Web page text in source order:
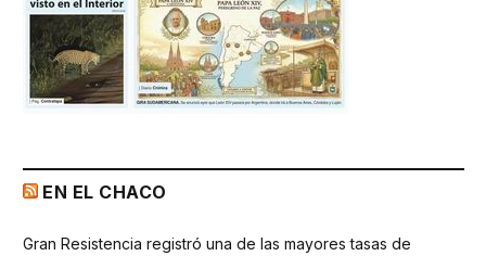
EN EL CHACO
Gran Resistencia registró una de las mayores tasas de